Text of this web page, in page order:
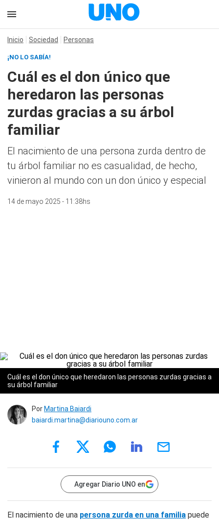
Inicio Sociedad Personas
¡NO LO SABÍA!
Cuál es el don único que
heredaron las personas
zurdas gracias a su árbol
familiar
El nacimiento de una persona zurda dentro de
tu árbol familiar no es casualidad, de hecho,
vinieron al mundo con un don único y especial
14 de mayo 2025 - 11:38hs
Cuál es el don único que heredaron las personas zurdas gracias a
su árbol familiar
Por Martina Baiardi
baiardi.martina@diariouno.com.ar
Agregar Diario UNO en
El nacimiento de una persona zurda en una familia puede